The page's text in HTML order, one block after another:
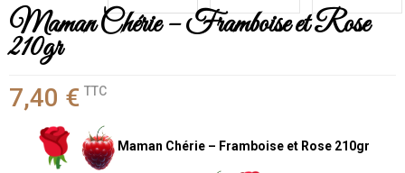
Maman Chérie – Framboise et Rose
210gr
7,40 € TTC
Maman Chérie – Framboise et Rose 210gr